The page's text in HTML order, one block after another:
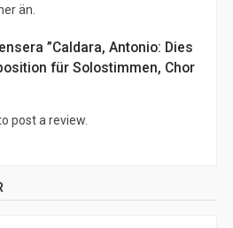
än.
”Caldara, Antonio: Dies
für Solostimmen, Chor
post a review.